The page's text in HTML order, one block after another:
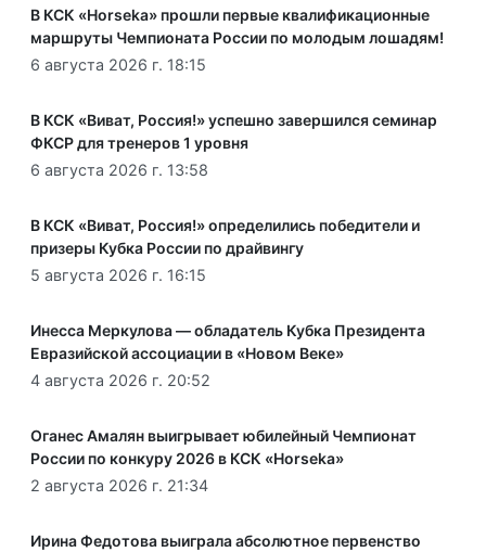
В КСК «Horseka» прошли первые квалификационные
маршруты Чемпионата России по молодым лошадям!
6 августа 2026 г. 18:15
В КСК «Виват, Россия!» успешно завершился семинар
ФКСР для тренеров 1 уровня
6 августа 2026 г. 13:58
В КСК «Виват, Россия!» определились победители и
призеры Кубка России по драйвингу
5 августа 2026 г. 16:15
Инесса Меркулова — обладатель Кубка Президента
Евразийской ассоциации в «Новом Веке»
4 августа 2026 г. 20:52
Оганес Амалян выигрывает юбилейный Чемпионат
России по конкуру 2026 в КСК «Horseka»
2 августа 2026 г. 21:34
Ирина Федотова выиграла абсолютное первенство